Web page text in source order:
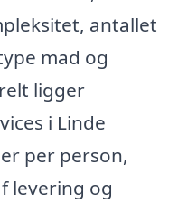
antallet
mad og
ligger
i Linde
per person,
levering og